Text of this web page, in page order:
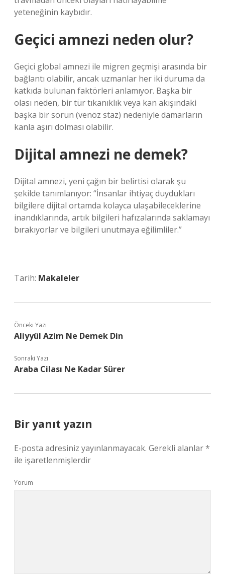
yeteneğinin kaybıdır.
Geçici amnezi neden olur?
Geçici global amnezi ile migren geçmişi arasında bir
bağlantı olabilir, ancak uzmanlar her iki duruma da
katkıda bulunan faktörleri anlamıyor. Başka bir
olası neden, bir tür tıkanıklık veya kan akışındaki
başka bir sorun (venöz staz) nedeniyle damarların
kanla aşırı dolması olabilir.
Dijital amnezi ne demek?
Dijital amnezi, yeni çağın bir belirtisi olarak şu
şekilde tanımlanıyor: “İnsanlar ihtiyaç duydukları
bilgilere dijital ortamda kolayca ulaşabileceklerine
inandıklarında, artık bilgileri hafızalarında saklamayı
bırakıyorlar ve bilgileri unutmaya eğilimliler.”
Tarih: Makaleler
Önceki Yazı
Aliyyül Azim Ne Demek Din
Sonraki Yazı
Araba Cilası Ne Kadar Sürer
Bir yanıt yazın
E-posta adresiniz yayınlanmayacak. Gerekli alanlar*
ile işaretlenmişlerdir
Yorum